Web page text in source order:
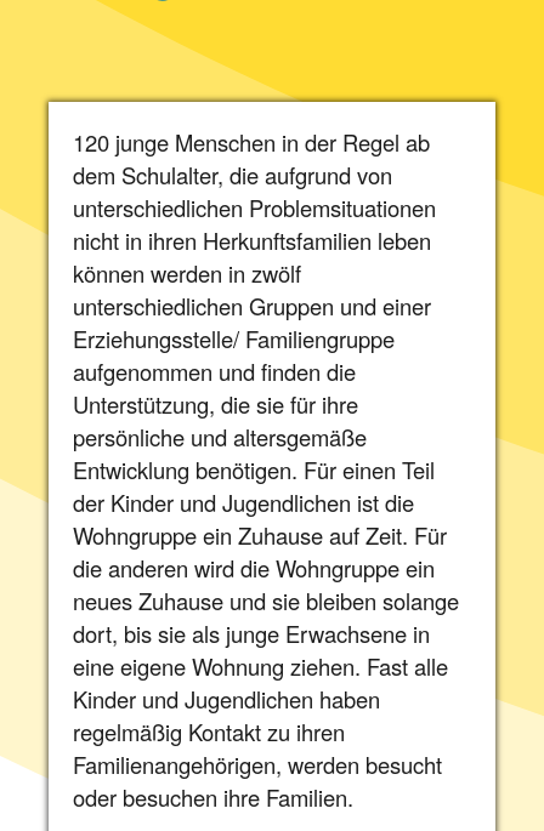
120 junge Menschen in der Regel ab
dem Schulalter, die aufgrund von
unterschiedlichen Problemsituationen
nicht in ihren Herkunftsfamilien leben
können werden in zwölf
unterschiedlichen Gruppen und einer
Erziehungsstelle/ Familiengruppe
aufgenommen und finden die
Unterstützung, die sie für ihre
persönliche und altersgemäße
Entwicklung benötigen. Für einen Teil
der Kinder und Jugendlichen ist die
Wohngruppe ein Zuhause auf Zeit. Für
die anderen wird die Wohngruppe ein
neues Zuhause und sie bleiben solange
dort, bis sie als junge Erwachsene in
eine eigene Wohnung ziehen. Fast alle
Kinder und Jugendlichen haben
regelmäßig Kontakt zu ihren
Familienangehörigen, werden besucht
oder besuchen ihre Familien.